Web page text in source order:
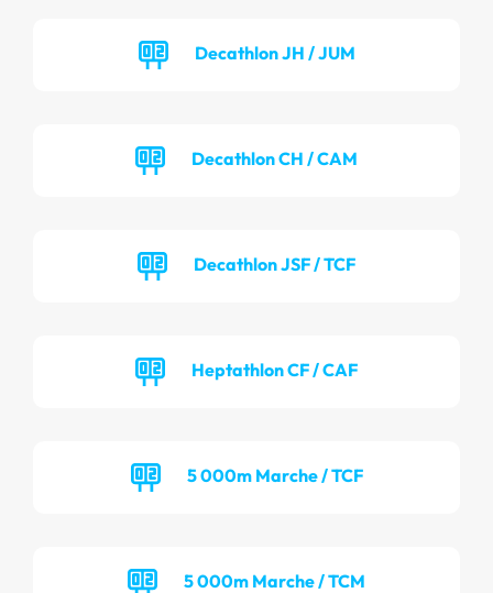
Decathlon JH / JUM
Decathlon CH / CAM
Decathlon JSF / TCF
Heptathlon CF / CAF
5 000m Marche / TCF
5 000m Marche / TCM